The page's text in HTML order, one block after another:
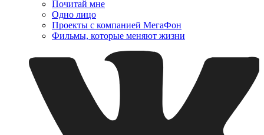
Почитай мне
Одно лицо
Проекты с компанией МегаФон
Фильмы, которые меняют жизни